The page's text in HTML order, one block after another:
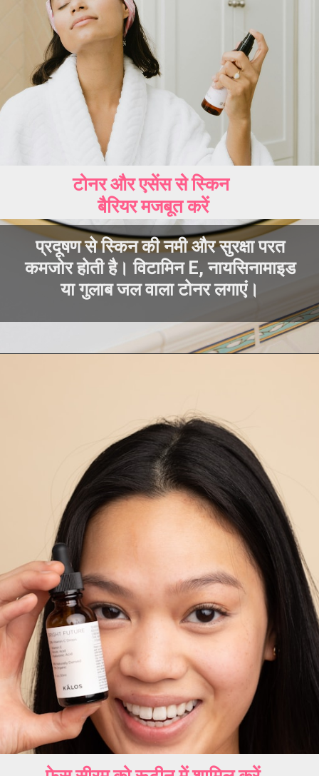
टोनर और एसेंस से स्किन
बैरियर मजबूत करें
प्रदूषण से स्किन की नमी और सुरक्षा परत
कमजोर होती है। विटामिन E, नायसिनामाइड
या गुलाब जल वाला टोनर लगाएं।